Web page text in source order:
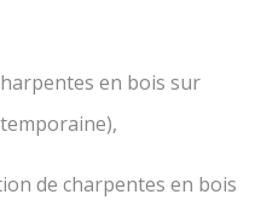
en bois sur
de charpentes en bois